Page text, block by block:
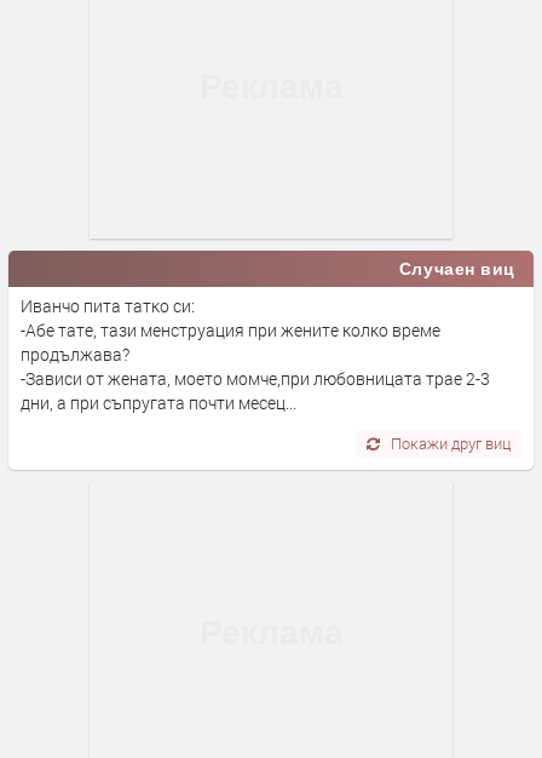
Случаен виц
Иванчо пита татко си:
-Абе тате, тази менструация при жените колко време
продължава?
-Зависи от жената, моето момче,при любовницата трае 2-3
дни, а при съпругата почти месец...
Покажи друг виц